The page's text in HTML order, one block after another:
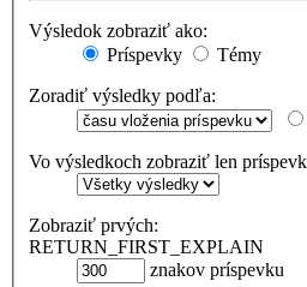
Výsledok zobraziť ako:
Príspevky
Témy
Zoradiť výsledky podľa:
Vo výsledkoch zobraziť len
Zobraziť prvých:
RETURN_FIRST_EXPLAIN
znakov príspevku